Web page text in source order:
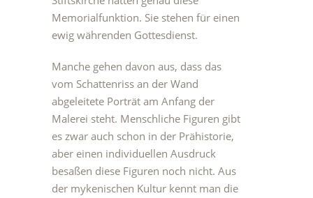
Memorialfunktion. Sie stehen für einen
ewig währenden Gottesdienst.
Manche gehen davon aus, dass das
vom Schattenriss an der Wand
abgeleitete Porträt am Anfang der
Malerei steht. Menschliche Figuren gibt
es zwar auch schon in der Prähistorie,
aber einen individuellen Ausdruck
besaßen diese Figuren noch nicht. Aus
der mykenischen Kultur kennt man die